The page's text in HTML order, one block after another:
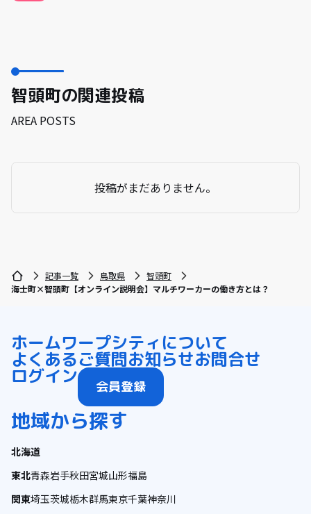
智頭町の関連投稿
AREA POSTS
投稿がまだありません。
記事一覧 鳥取県
智頭町
海士町×智頭町【オンライン説明会】マルチワーカーの働き方とは？
ホームワープシティについて
よくあるご質問お知らせお問合せ
ログイン 会員登録
地域から探す
北海道
東北青森岩手秋田宮城山形福島
関東埼玉茨城栃木群馬東京千葉神奈川